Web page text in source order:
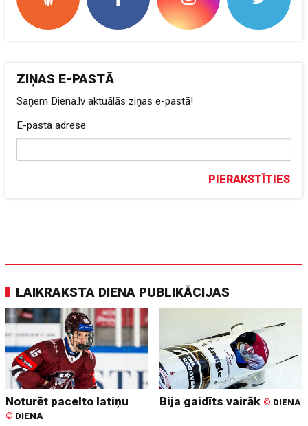
ZIŅAS E-PASTĀ
Saņem Diena.lv aktuālās ziņas e-pastā!
E-pasta adrese
PIERAKSTĪTIES
LAIKRAKSTA DIENA PUBLIKĀCIJAS
Noturēt pacelto latiņu
© DIENA
Bija gaidīts vairāk © DIENA